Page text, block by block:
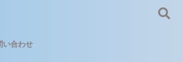
い合わせ